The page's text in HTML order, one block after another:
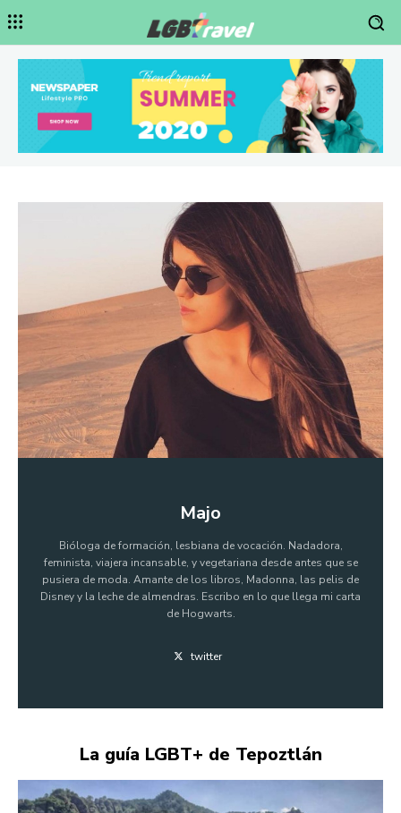
Majo
Bióloga de formación, lesbiana de vocación. Nadadora,
feminista, viajera incansable, y vegetariana desde antes que se
pusiera de moda. Amante de los libros, Madonna, las pelis de
Disney y la leche de almendras. Escribo en lo que llega mi carta
de Hogwarts.
twitter
La guía LGBT+ de Tepoztlán